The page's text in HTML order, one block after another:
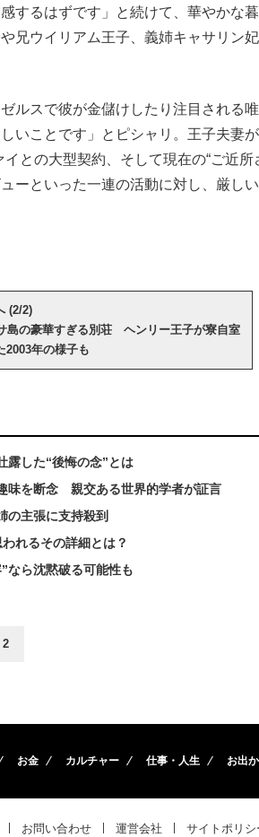
するはずです」と続けて、華やかな
兄ウイリアム王子、義姉キャサリン妃
ルスで彼が金儲けしたり注目される
いことです」とピシャリ。王子夫妻が
との大型契約、そして現在の“ご近所
ーといった一連の活動に対し、厳し
(2/2)
島の豪華すぎる別荘 ヘンリー王子が寮自室
2003年の様子も
露した“後悔の念”とは
味を断念 親交ある世界的学者が証言
主張に支持殺到
れるその詳細とは？
なら沈黙破る可能性も
2
お金 カルチャー 仕事・人生 お出
お問い合わせ 運営会社 サイトポリシ